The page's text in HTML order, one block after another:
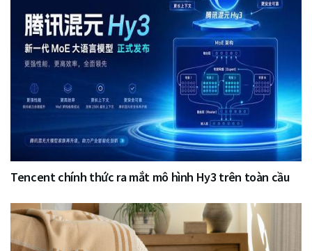
Tencent chính thức ra mắt mô hình Hy3 trên toàn cầu